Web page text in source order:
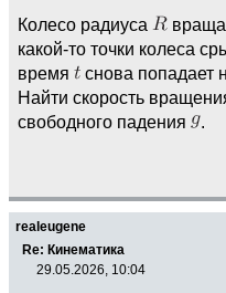
Колесо радиуса
какой-то точки колеса
время
снова попадает
Найти скорость
свободного падения
.
realeugene
Re: Кинематика
29.05.2026, 10:04